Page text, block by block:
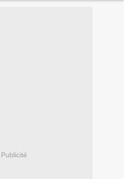
Publicité